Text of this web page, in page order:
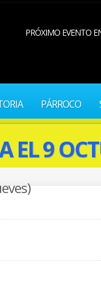
PRÓXIMO EVENTO
PÁRROCO
EL 9